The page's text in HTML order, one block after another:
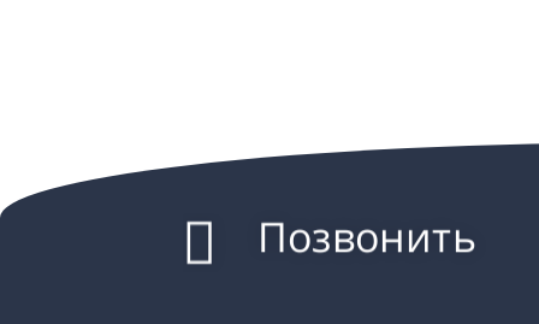
Позвонить